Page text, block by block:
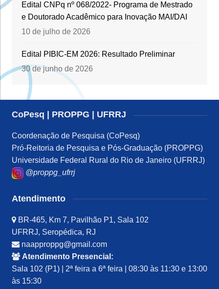
Edital CNPq nº 068/2022- Programa de Mestrado
e Doutorado Acadêmico para Inovação MAI/DAI
10 de julho de 2026
Edital PIBIC-EM 2026: Resultado Preliminar
30 de junho de 2026
CoPesq | PROPPG | UFRRJ
Coordenação de Pesquisa (CoPesq)
Pró-Reitoria de Pesquisa e Pós-Graduação (PROPPG)
Universidade Federal Rural do Rio de Janeiro (UFRRJ)
@proppg_ufrrj
Atendimento
BR-465, Km 7, Pavilhão P1, Sala 102
UFRRJ, Seropédica, RJ
naapproppg@gmail.com
Atendimento Presencial:
Sala 102 (P1) | 2ª feira a 6ª feira | 08:30 às 11:30 e 13:00
às 15:30